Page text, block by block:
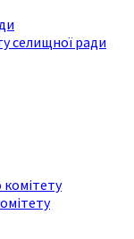
селищної ради